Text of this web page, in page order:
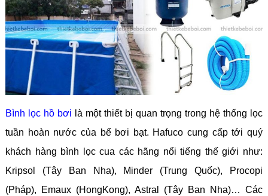
Bình lọc hồ bơi là một thiết bị quan trọng trong hệ thống lọc
tuần hoàn nước của bể bơi bạt. Hafuco cung cấp tới quý
khách hàng bình lọc cua các hãng nổi tiếng thế giới như:
Kripsol (Tây Ban Nha), Minder (Trung Quốc), Procopi
(Pháp), Emaux (HongKong), Astral (Tây Ban Nha)… Các